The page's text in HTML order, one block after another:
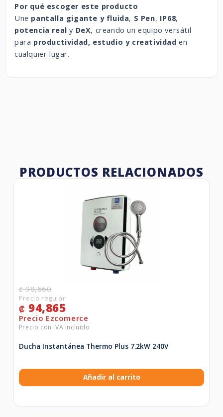
Por qué escoger este producto
Une pantalla gigante y fluida, S Pen, IP68,
potencia real y DeX, creando un equipo versátil
para productividad, estudio y creatividad en
cualquier lugar.
PRODUCTOS RELACIONADOS
₡98,660
₡ 94,865
Ducha Instantánea Thermo Plus 7.2kW 240V
Añadir al carrito